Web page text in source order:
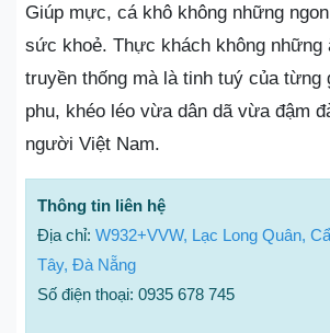
Giúp mực, cá khô không những
sức khoẻ. Thực khách không những
truyền thống mà là tinh tuý của từng
phu, khéo léo vừa dân dã vừa đậm
người Việt Nam.
Thông tin liên hệ
Địa chỉ: W932+VVW, Lạc Long Quân,
Tây, Đà Nẵng
Số điện thoại: 0935 678 745